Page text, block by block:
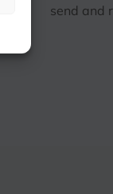
send and